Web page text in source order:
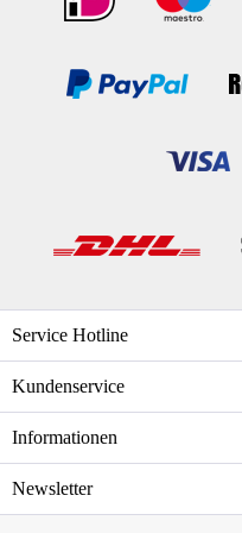
Service Hotline
Kundenservice
Informationen
Newsletter